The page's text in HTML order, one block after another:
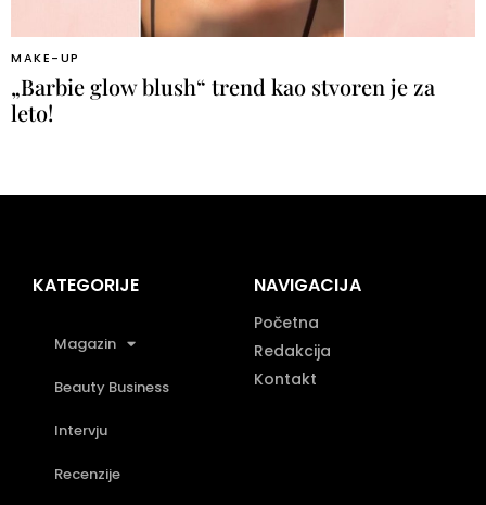
MAKE-UP
„Barbie glow blush“ trend kao stvoren je za
leto!
KATEGORIJE
Magazin
Beauty Business
Intervju
Recenzije
NAVIGACIJA
Početna
Redakcija
Kontakt